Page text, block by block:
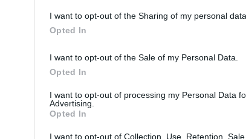
I want to opt-out of the Sharing of my personal data.
Opted In
I want to opt-out of the Sale of my Personal Data.
Opted In
I want to opt-out of processing my Personal Data
Advertising.
Opted In
I want to opt-out of Collection, Use, Retention,